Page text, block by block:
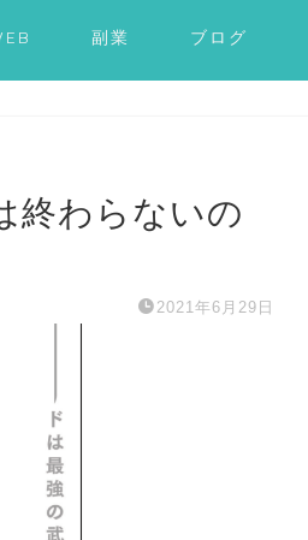
副業 ブログ
終わらないの
2021年6月29日